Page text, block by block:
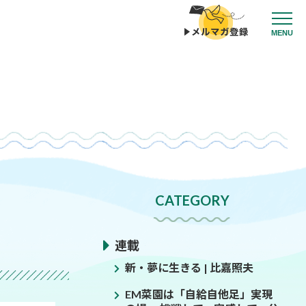
MENU
CATEGORY
連載
新・夢に生きる | 比嘉照夫
EM菜園は「自給自他足」実現